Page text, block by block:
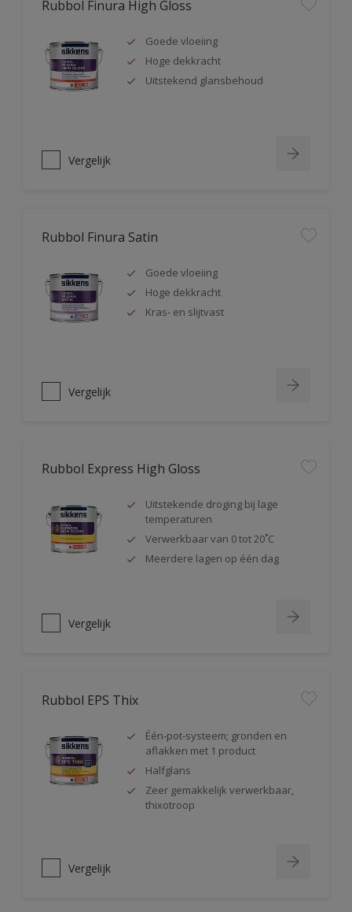
Rubbol Finura High Gloss
Goede vloeiing
Hoge dekkracht
Uitstekend glansbehoud
Vergelijk
Rubbol Finura Satin
Goede vloeiing
Hoge dekkracht
Kras- en slijtvast
Vergelijk
Rubbol Express High Gloss
Uitstekende droging bij lage
temperaturen
Verwerkbaar van 0 tot 20˚C
Meerdere lagen op één dag
Vergelijk
Rubbol EPS Thix
Één-pot-systeem; gronden en
aflakken met 1 product
Halfglans
Zeer gemakkelijk verwerkbaar,
thixotroop
Vergelijk